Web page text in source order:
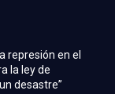
represión en el
la ley de
desastre”